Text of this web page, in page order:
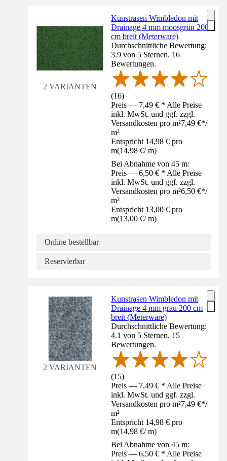
2 VARIANTEN
Kunstrasen Wimbledon mit
Drainage 4 mm moosgrün 200
cm breit (Meterware)
Durchschnittliche Bewertung:
3.9 von 5 Sternen. 16
Bewertungen.
(16)
Preis — 7,49 € * Alle Preise
inkl. MwSt. und ggf. zzgl.
Versandkosten pro m²7,49 €*/
m²
Entspricht 14,98 € pro
m(14,98 €/ m)
Bei Abnahme von 45 m:
Preis — 6,50 € * Alle Preise
inkl. MwSt. und ggf. zzgl.
Versandkosten pro m²6,50 €*/
m²
Entspricht 13,00 € pro
m(13,00 €/ m)
Online bestellbar
Reservierbar
2 VARIANTEN
Kunstrasen Wimbledon mit
Drainage 4 mm grau 200 cm
breit (Meterware)
Durchschnittliche Bewertung:
4.1 von 5 Sternen. 15
Bewertungen.
(15)
Preis — 7,49 € * Alle Preise
inkl. MwSt. und ggf. zzgl.
Versandkosten pro m²7,49 €*/
m²
Entspricht 14,98 € pro
m(14,98 €/ m)
Bei Abnahme von 45 m:
Preis — 6,50 € * Alle Preise